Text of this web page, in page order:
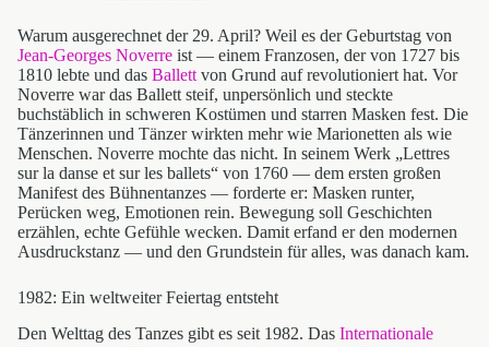
Warum ausgerechnet der 29. April? Weil es der Geburtstag von
Jean-Georges Noverre ist — einem Franzosen, der von 1727 bis
1810 lebte und das Ballett von Grund auf revolutioniert hat. Vor
Noverre war das Ballett steif, unpersönlich und steckte
buchstäblich in schweren Kostümen und starren Masken fest. Die
Tänzerinnen und Tänzer wirkten mehr wie Marionetten als wie
Menschen. Noverre mochte das nicht. In seinem Werk „Lettres
sur la danse et sur les ballets“ von 1760 — dem ersten großen
Manifest des Bühnentanzes — forderte er: Masken runter,
Perücken weg, Emotionen rein. Bewegung soll Geschichten
erzählen, echte Gefühle wecken. Damit erfand er den modernen
Ausdruckstanz — und den Grundstein für alles, was danach kam.
1982: Ein weltweiter Feiertag entsteht
Den Welttag des Tanzes gibt es seit 1982. Das Internationale